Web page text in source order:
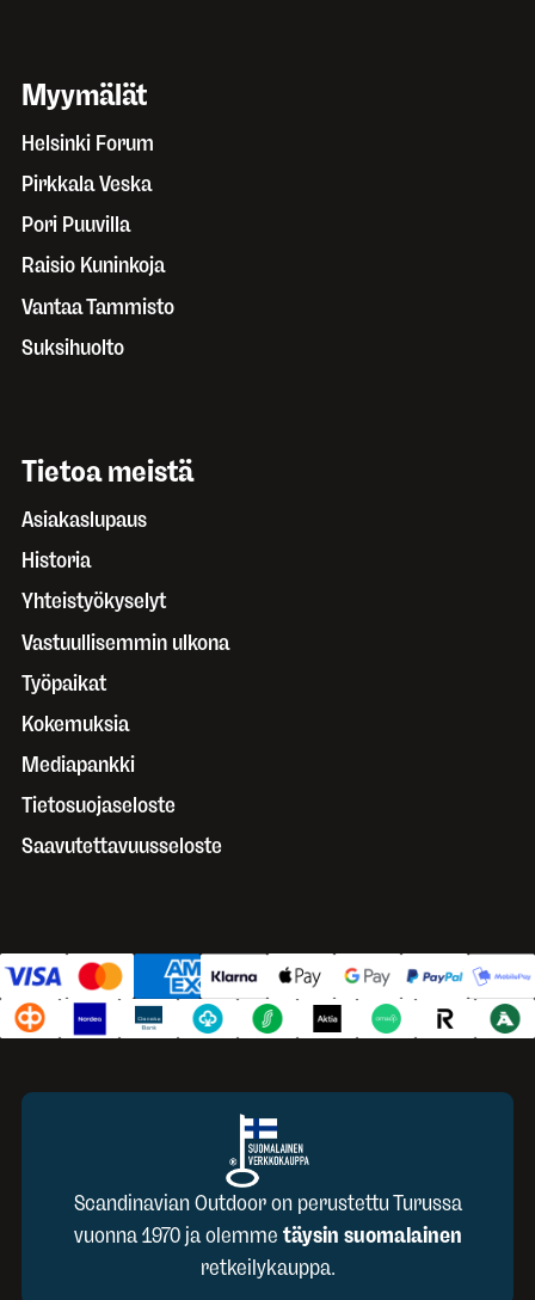
Myymälät
Helsinki Forum
Pirkkala Veska
Pori Puuvilla
Raisio Kuninkoja
Vantaa Tammisto
Suksihuolto
Tietoa meistä
Asiakaslupaus
Historia
Yhteistyökyselyt
Vastuullisemmin ulkona
Työpaikat
Kokemuksia
Mediapankki
Tietosuojaseloste
Saavutettavuusseloste
Scandinavian Outdoor on perustettu Turussa
vuonna 1970 ja olemme täysin suomalainen
retkeilykauppa.